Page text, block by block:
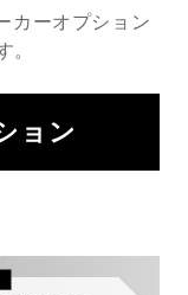
カーオプション
。
ョン